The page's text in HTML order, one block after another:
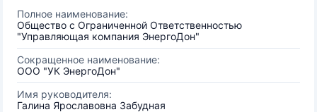
Полное наименование:
Общество с Ограниченной Ответственностью
"Управляющая компания ЭнергоДон"
Сокращенное наименование:
ООО "УК ЭнергоДон"
Имя руководителя:
Галина Ярославовна Забудная